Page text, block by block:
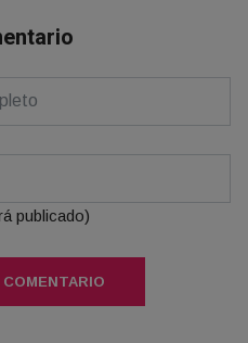
publicado)